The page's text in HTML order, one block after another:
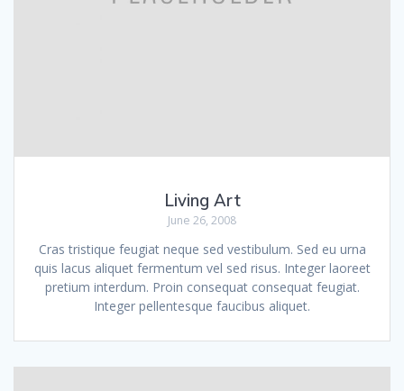
Living Art
June 26, 2008
Cras tristique feugiat neque sed vestibulum. Sed eu urna
quis lacus aliquet fermentum vel sed risus. Integer laoreet
pretium interdum. Proin consequat consequat feugiat.
Integer pellentesque faucibus aliquet.